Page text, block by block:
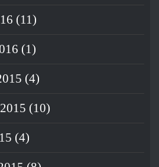
(11)
(1)
(4)
(10)
(4)